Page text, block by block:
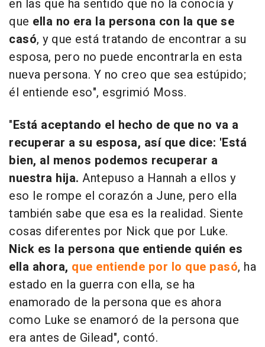
en las que ha sentido que no la conocía y
que ella no era la persona con la que se
casó, y que está tratando de encontrar a su
esposa, pero no puede encontrarla en esta
nueva persona. Y no creo que sea estúpido;
él entiende eso", esgrimió Moss.
"Está aceptando el hecho de que no va a
recuperar a su esposa, así que dice: 'Está
bien, al menos podemos recuperar a
nuestra hija. Antepuso a Hannah a ellos y
eso le rompe el corazón a June, pero ella
también sabe que esa es la realidad. Siente
cosas diferentes por Nick que por Luke.
Nick es la persona que entiende quién es
ella ahora, que entiende por lo que pasó, ha
estado en la guerra con ella, se ha
enamorado de la persona que es ahora
como Luke se enamoró de la persona que
era antes de Gilead", contó.